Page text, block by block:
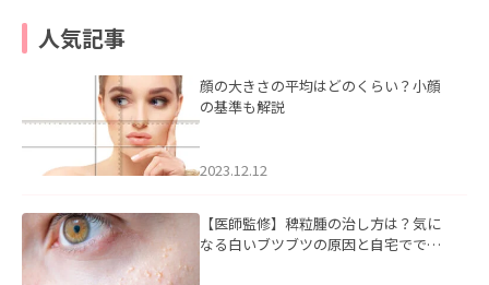
人気記事
顔の大きさの平均はどのくらい？小顔
の基準も解説
2023.12.12
【医師監修】稗粒腫の治し方は？気に
なる白いブツブツの原因と自宅ででき